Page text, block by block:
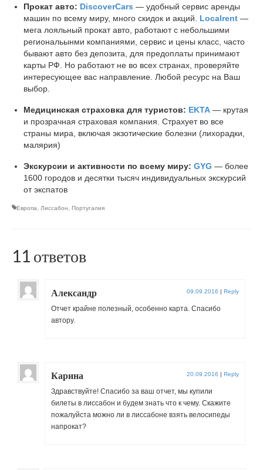
Прокат авто: DiscoverCars — удобный сервис аренды
машин по всему миру, много скидок и акций. Localrent —
мега лояльный прокат авто, работают с небольшими
региональынми компаниями, сервис и цены класс, часто
бывают авто без депозита, для предоплаты принимают
карты РФ. Но работают не во всех странах, проверяйте
интересующее вас направление. Любой ресурс на Ваш
выбор.
Медицинская страховка для туристов: EKTA — крутая
и прозрачная страховая компания. Страхует во все
страны мира, включая экзотические болезни (лихорадки,
малярия)
Экскурсии и активности по всему миру: GYG — более
1600 городов и десятки тысяч индивидуальных экскурсий
от экспатов
Европа Лиссабон Португалия
11 ответов
Александр 09.09.2016 | Reply
Отчет крайне полезный, особенно карта. Спасибо
автору.
Карина 20.09.2016 | Reply
Здравствуйте! Спасибо за ваш отчет, мы купили
билеты в лиссабон и будем знать что к чему. Скажите
пожалуйста можно ли в лиссабоне взять велосипеды
напрокат?